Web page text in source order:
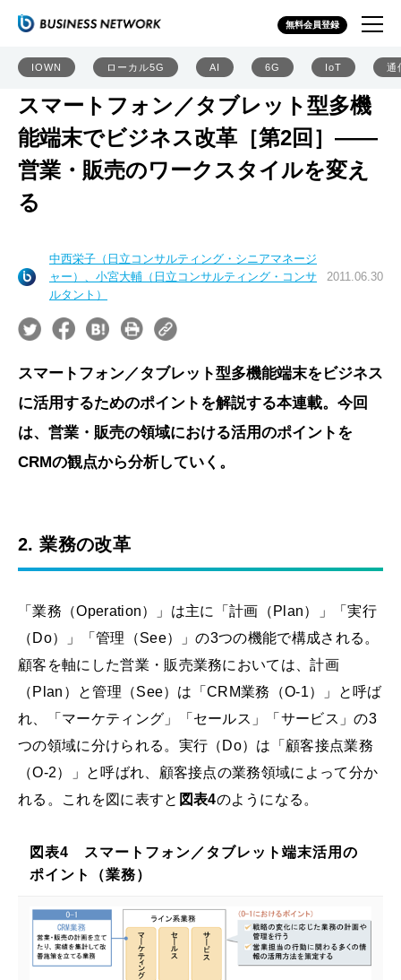
無料会員登録
IOWN ローカル5G AI 6G IoT 通
スマートフォン／タブレット型多機
能端末でビジネス改革［第2回］――
営業・販売のワークスタイルを変え
る
中西栄子（日立コンサルティング・シニアマネージ
ャー）、小宮大輔（日立コンサルティング・コンサ
ルタント）
2011.06.30
スマートフォン／タブレット型多機能端末をビジネス
に活用するためのポイントを解説する本連載。今回
は、営業・販売の領域における活用のポイントを
CRMの観点から分析していく。
2. 業務の改革
「業務（Operation）」は主に「計画（Plan）」「実行
（Do）」「管理（See）」の3つの機能で構成される。
顧客を軸にした営業・販売業務においては、計画
（Plan）と管理（See）は「CRM業務（O-1）」と呼ば
れ、「マーケティング」「セールス」「サービス」の3
つの領域に分けられる。実行（Do）は「顧客接点業務
（O-2）」と呼ばれ、顧客接点の業務領域によって分か
れる。これを図に表すと 図表4のようになる。
図表4 スマートフォン／タブレット端末活用の
ポイント（業務）